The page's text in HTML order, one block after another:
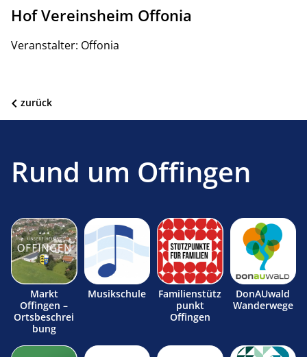
Hof Vereinsheim Offonia
Veranstalter: Offonia
zurück
Rund um Offingen
Markt
Offingen –
Ortsbeschrei
bung
Musikschule
Familienstütz
punkt
Offingen
DonAUwald
Wanderwege